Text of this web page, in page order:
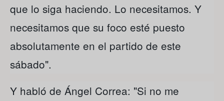
que lo siga haciendo. Lo necesitamos. Y
necesitamos que su foco esté puesto
absolutamente en el partido de este
sábado".
Y habló de Ángel Correa: "Si no me